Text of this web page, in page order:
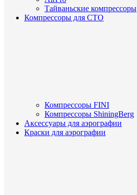
Тайваньские компрессоры
Компрессоры для СТО
Компрессоры FINI
Компрессоры ShiningBerg
Аксессуары для аэрографии
Краски для аэрографии